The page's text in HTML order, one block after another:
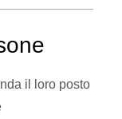
il loro posto